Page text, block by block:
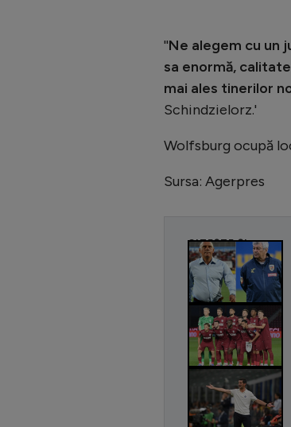
''Ne alegem cu un
sa enormă,
mai ales tinerilor
Schindzielorz.'
Wolfsburg ocupă
Sursa: Agerpres
CITEȘTE ȘI